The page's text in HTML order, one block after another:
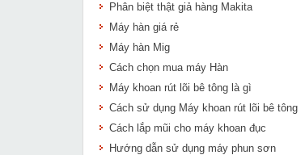
Phân biệt thật giả hàng Makita
Máy hàn giá rẻ
Máy hàn Mig
Cách chọn mua máy Hàn
Máy khoan rút lõi bê tông là gì
Cách sử dụng Máy khoan rút lõi bê tông
Cách lắp mũi cho máy khoan đục
Hướng dẫn sử dụng máy phun sơn